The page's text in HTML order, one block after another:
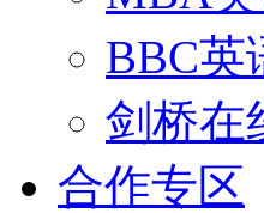
BBC英
剑桥在
合作专区